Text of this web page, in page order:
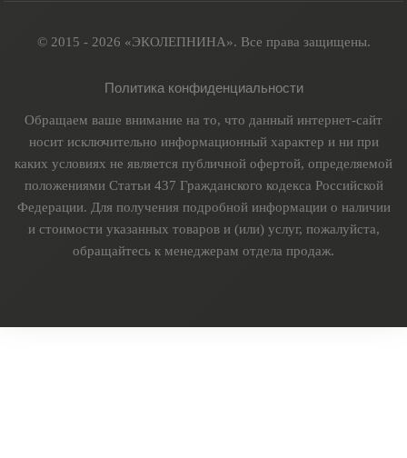
© 2015 - 2026 «ЭКОЛЕПНИНА». Все права защищены.
Политика конфиденциальности
Обращаем ваше внимание на то, что данный интернет-сайт
носит исключительно информационный характер и ни при
каких условиях не является публичной офертой, определяемой
положениями Статьи 437 Гражданского кодекса Российской
Федерации. Для получения подробной информации о наличии
и стоимости указанных товаров и (или) услуг, пожалуйста,
обращайтесь к менеджерам отдела продаж.